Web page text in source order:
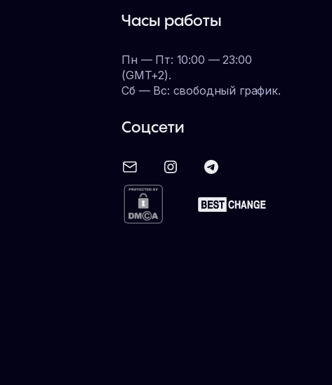
Часы работы
Пн — Пт: 10:00 — 23:00
(GMT+2).
Сб — Вс: свободный график.
Соцсети